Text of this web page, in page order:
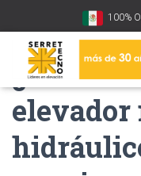
100%
¿Cómo
elevador